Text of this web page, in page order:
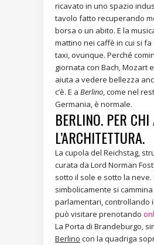
ricavato in uno spazio
tavolo fatto recuperando
borsa o un abito. E la
mattino nei caffè in cui si fa
taxi, ovunque. Perché
giornata con Bach, Mozart
aiuta a vedere bellezza
c’è. E a Berlino, come nel
Germania, è normale.
BERLINO. PER
L’ARCHITETTURA.
La cupola del Reichstag,
curata da Lord Norman
sotto il sole e sotto la neve.
simbolicamente si
parlamentari, controllando
può visitare prenotando
La Porta di Brandeburgo,
Berlino con la quadriga